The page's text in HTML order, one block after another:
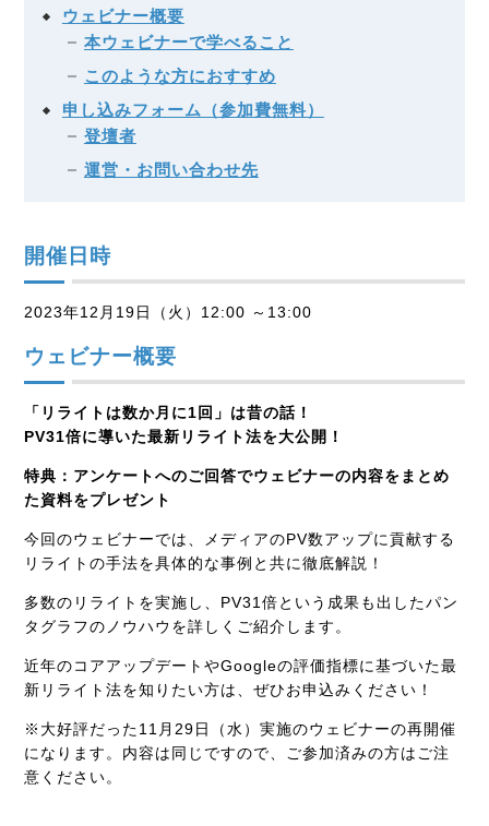
ウェビナー概要
本ウェビナーで学べること
このような方におすすめ
申し込みフォーム（参加費無料）
登壇者
運営・お問い合わせ先
開催日時
2023年12月19日（火）12:00 ～13:00
ウェビナー概要
「リライトは数か月に1回」は昔の話！
PV31倍に導いた最新リライト法を大公開！
特典：アンケートへのご回答でウェビナーの内容をまとめ
た資料をプレゼント
今回のウェビナーでは、メディアのPV数アップに貢献する
リライトの手法を具体的な事例と共に徹底解説！
多数のリライトを実施し、PV31倍という成果も出したパン
タグラフのノウハウを詳しくご紹介します。
近年のコアアップデートやGoogleの評価指標に基づいた最
新リライト法を知りたい方は、ぜひお申込みください！
※大好評だった11月29日（水）実施のウェビナーの再開催
になります。内容は同じですので、ご参加済みの方はご注
意ください。